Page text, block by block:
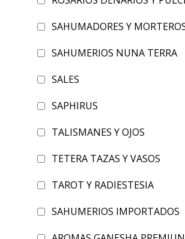
SAHUMADORES Y
SAHUMERIOS NUNA TERRA
SALES
SAPHIRUS
TALISMANES Y OJOS
TETERA TAZAS Y VASOS
TAROT Y RADIESTESIA
SAHUMERIOS IMPORTADOS